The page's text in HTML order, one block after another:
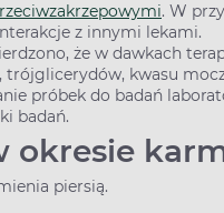
. W
z innymi lekami.
że w dawkach
kwasu
próbek do badań
badań.
okresie
piersią.